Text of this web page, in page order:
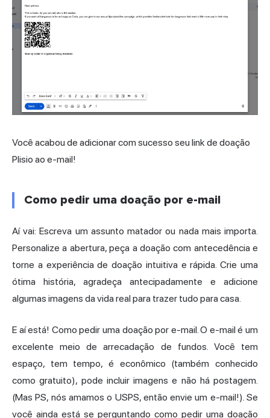
Você acabou de adicionar com sucesso seu link de doação
Plisio ao e-mail!
Como pedir uma doação por e-mail
Aí vai: Escreva um assunto matador ou nada mais importa.
Personalize a abertura, peça a doação com antecedência e
torne a experiência de doação intuitiva e rápida. Crie uma
ótima história, agradeça antecipadamente e adicione
algumas imagens da vida real para trazer tudo para casa.
E aí está! Como pedir uma doação por e-mail. O e-mail é um
excelente meio de arrecadação de fundos. Você tem
espaço, tem tempo, é econômico (também conhecido
como gratuito), pode incluir imagens e não há postagem.
(Mas PS, nós amamos o USPS, então envie um e-mail!). Se
você ainda está se perguntando como pedir uma doação